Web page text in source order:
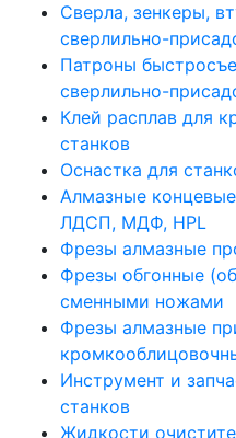
Сверла, зенкеры,
сверлильно-
Патроны
сверлильно-
Клей расплав для
станков
Оснастка для
Алмазные
ЛДСП, МДФ, HPL
Фрезы алмазные
Фрезы обгонные
сменными ножами
Фрезы алмазные
Инструмент и
станков
Жидкости